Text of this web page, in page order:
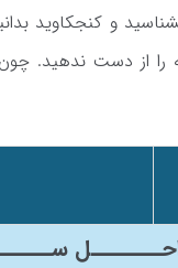
و کنجکاوید
را از دست ندهید.